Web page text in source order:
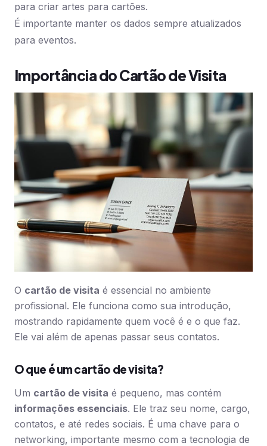
para criar artes para cartões.
É importante manter os dados sempre atualizados
para eventos.
Importância do Cartão de Visita
O cartão de visita é essencial no ambiente
profissional. Ele funciona como sua introdução,
mostrando rapidamente quem você é e o que faz.
Ele vai além de apenas passar seus contatos.
O que é um cartão de visita?
Um cartão de visita é pequeno, mas contém
informações essenciais. Ele traz seu nome, cargo,
contatos, e até redes sociais. É uma chave para o
networking, importante mesmo com a tecnologia de